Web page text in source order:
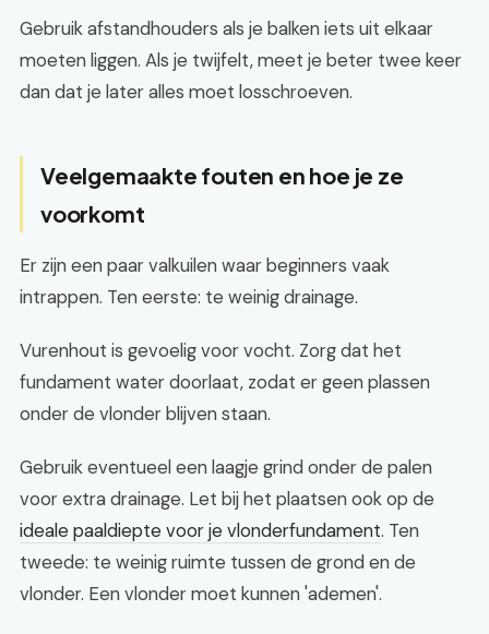
Gebruik afstandhouders als je balken iets uit elkaar
moeten liggen. Als je twijfelt, meet je beter twee keer
dan dat je later alles moet losschroeven.
Veelgemaakte fouten en hoe je ze
voorkomt
Er zijn een paar valkuilen waar beginners vaak
intrappen. Ten eerste: te weinig drainage.
Vurenhout is gevoelig voor vocht. Zorg dat het
fundament water doorlaat, zodat er geen plassen
onder de vlonder blijven staan.
Gebruik eventueel een laagje grind onder de palen
voor extra drainage. Let bij het plaatsen ook op de
ideale paaldiepte voor je vlonderfundament. Ten
tweede: te weinig ruimte tussen de grond en de
vlonder. Een vlonder moet kunnen 'ademen'.